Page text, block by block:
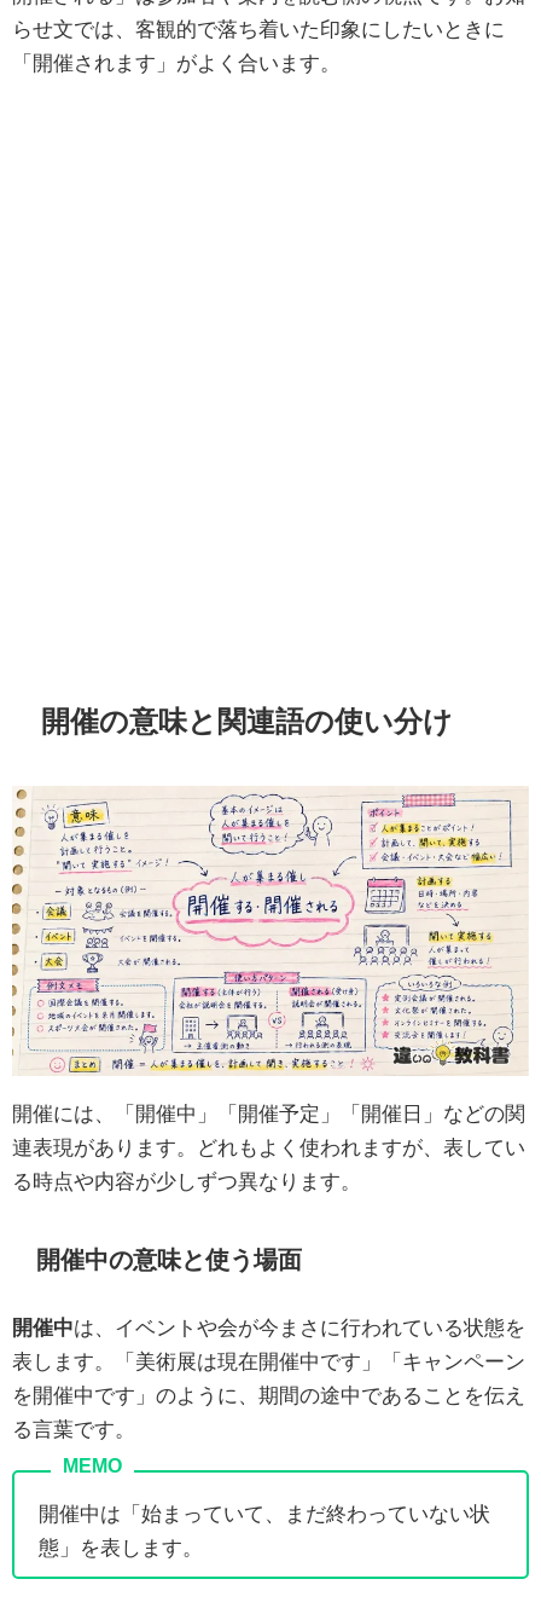
らせ文では、客観的で落ち着いた印象にしたいときに
「開催されます」がよく合います。
開催の意味と関連語の使い分け
開催には、「開催中」「開催予定」「開催日」などの関
連表現があります。どれもよく使われますが、表してい
る時点や内容が少しずつ異なります。
開催中の意味と使う場面
開催中は、イベントや会が今まさに行われている状態を
表します。「美術展は現在開催中です」「キャンペーン
を開催中です」のように、期間の途中であることを伝え
る言葉です。
開催中は「始まっていて、まだ終わっていない状
態」を表します。